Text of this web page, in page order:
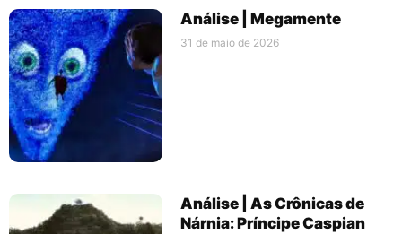
Análise | Megamente
31 de maio de 2026
Análise | As Crônicas de
Nárnia: Príncipe Caspian